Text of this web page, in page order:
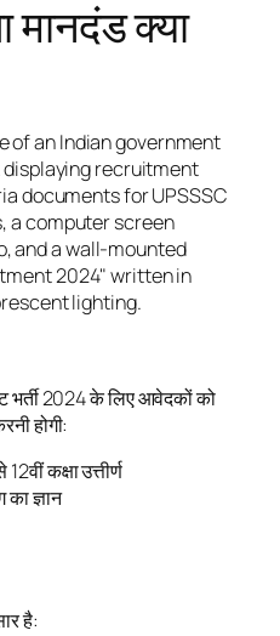
मानदंड क्या
2024 के लिए आवेदकों को
होगी:
कक्षा उत्तीर्ण
का ज्ञान
है: